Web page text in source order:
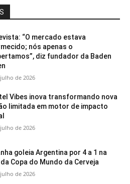
“O mercado estava
nós apenas o
diz fundador da Baden
de 2026
Vibes inova transformando nova
limitada em motor de impacto
de 2026
goleia Argentina por 4 a 1 na
Copa do Mundo da Cerveja
de 2026